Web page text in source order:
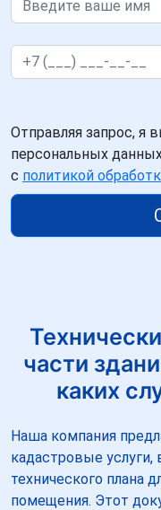
Отправляя запрос, я
персональных
с политикой
части
каких
Наша компания
кадастровые услуги,
технического плана
помещения. Этот